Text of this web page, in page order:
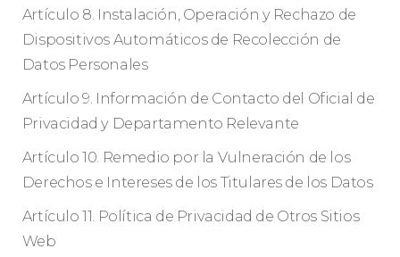
Artículo 8. Instalación, Operación y Rechazo de
Dispositivos Automáticos de Recolección de
Datos Personales
Artículo 9. Información de Contacto del Oficial de
Privacidad y Departamento Relevante
Artículo 10. Remedio por la Vulneración de los
Derechos e Intereses de los Titulares de los Datos
Artículo 11. Política de Privacidad de Otros Sitios
Web